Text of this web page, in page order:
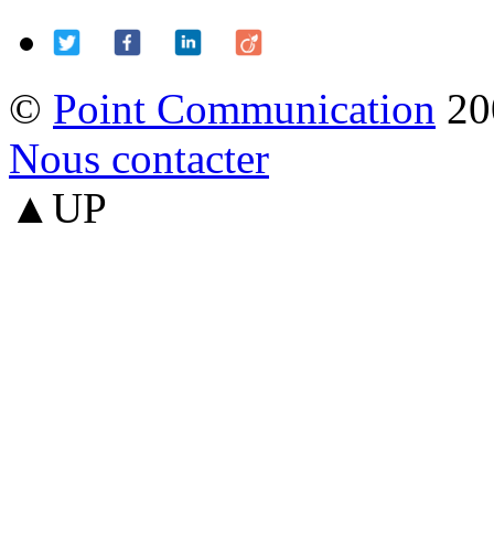
© Point Communication
Nous contacter
▲UP